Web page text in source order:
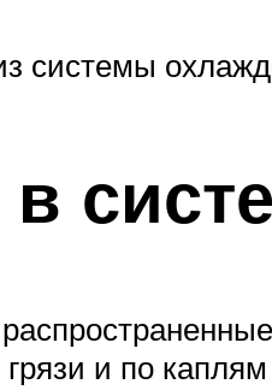
системы
в
и по